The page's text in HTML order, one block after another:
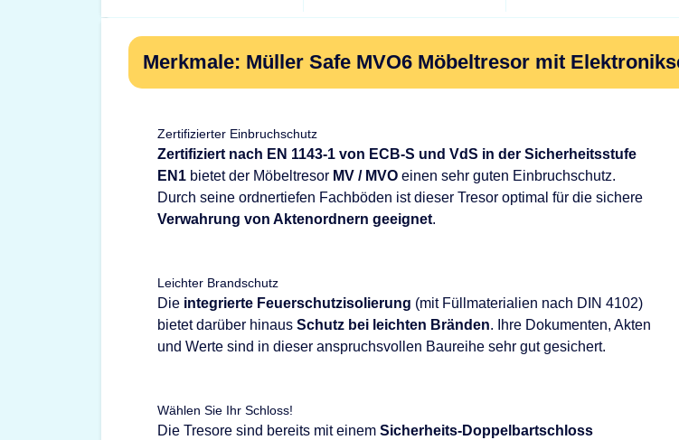
Merkmale: Müller Safe MVO6 Möbeltresor mit
Zertifizierter Einbruchschutz
Zertifiziert nach EN 1143-1 von ECB-S und VdS in der Sicherheitsstufe
EN1 bietet der Möbeltresor MV / MVO einen sehr guten Einbruchschutz.
Durch seine ordnertiefen Fachböden ist dieser Tresor optimal für die sichere
Verwahrung von Aktenordnern geeignet.
Leichter Brandschutz
Die integrierte Feuerschutzisolierung (mit Füllmaterialien nach DIN 4102)
bietet darüber hinaus Schutz bei leichten Bränden. Ihre Dokumenten, Akten
und Werte sind in dieser anspruchsvollen Baureihe sehr gut gesichert.
Wählen Sie Ihr Schloss!
Die Tresore sind bereits mit einem Sicherheits-Doppelbartschloss